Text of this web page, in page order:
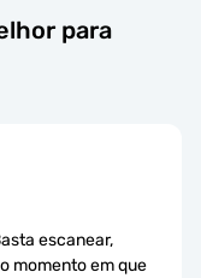
para
escanear,
momento em que